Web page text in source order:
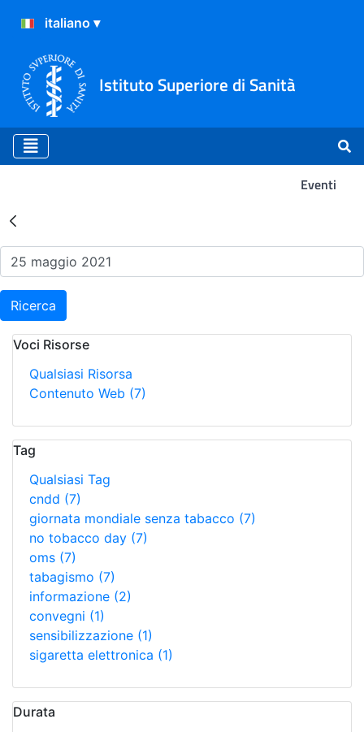
Istituto Superiore di Sanità
Eventi
Risultati della Ricerca -
Ricerca
Voci Risorse
Qualsiasi Risorsa
Contenuto Web (7)
Tag
Qualsiasi Tag
cndd (7)
giornata mondiale senza tabacco (7)
no tobacco day (7)
oms (7)
tabagismo (7)
informazione (2)
convegni (1)
sensibilizzazione (1)
sigaretta elettronica (1)
Durata